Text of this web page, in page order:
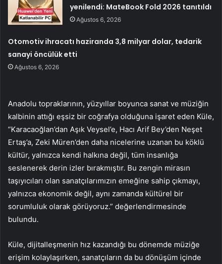
yenilendi: MateBook Fold 2026 tanıtıldı
Ağustos 6, 2026
Otomotiv ihracatı haziranda 3,8 milyar dolar, tedarik
sanayi öncülük etti
Ağustos 6, 2026
Anadolu topraklarının, yüzyıllar boyunca sanat ve müziğin
kalbinin attığı eşsiz bir coğrafya olduğuna işaret eden Küle,
“Karacaoğlan’dan Aşık Veysel’e, Hacı Arif Bey’den Neşet
Ertaş’a, Zeki Müren’den daha nicelerine uzanan bu köklü
kültür, yalnızca kendi halkına değil, tüm insanlığa
seslenerek derin izler bırakmıştır. Bu zengin mirasın
taşıyıcıları olan sanatçılarımızın emeğine sahip çıkmayı,
yalnızca ekonomik değil, aynı zamanda kültürel bir
sorumluluk olarak görüyoruz.” değerlendirmesinde
bulundu.
Küle, dijitalleşmenin hız kazandığı bu dönemde müziğe
erişim kolaylaşırken, sanatçıların da bu dönüşüm içinde